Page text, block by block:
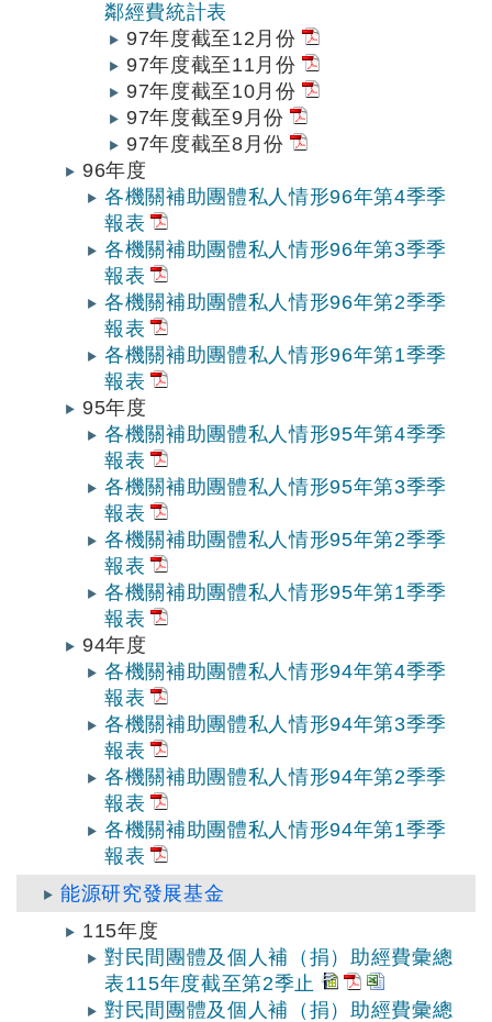
鄰經費統計表
97年度截至12月份
97年度截至11月份
97年度截至10月份
97年度截至9月份
97年度截至8月份
96年度
各機關補助團體私人情形96年第4季季
報表
各機關補助團體私人情形96年第3季季
報表
各機關補助團體私人情形96年第2季季
報表
各機關補助團體私人情形96年第1季季
報表
95年度
各機關補助團體私人情形95年第4季季
報表
各機關補助團體私人情形95年第3季季
報表
各機關補助團體私人情形95年第2季季
報表
各機關補助團體私人情形95年第1季季
報表
94年度
各機關補助團體私人情形94年第4季季
報表
各機關補助團體私人情形94年第3季季
報表
各機關補助團體私人情形94年第2季季
報表
各機關補助團體私人情形94年第1季季
報表
能源研究發展基金
115年度
對民間團體及個人補（捐）助經費彙總
表115年度截至第2季止
對民間團體及個人補（捐）助經費彙總